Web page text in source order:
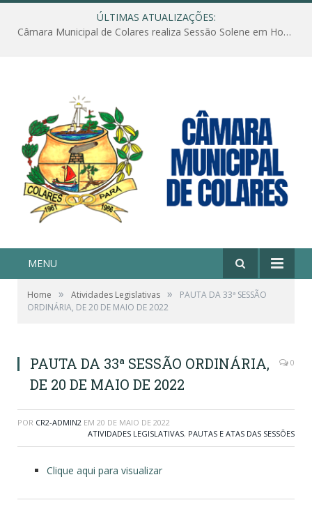
ÚLTIMAS ATUALIZAÇÕES:
Câmara Municipal de Colares realiza Sessão Solene em Homenagem ao Dia das Mães
MENU
Home » Atividades Legislativas »
PAUTA DA 33ª SESSÃO
ORDINÁRIA, DE 20 DE MAIO DE 2022
PAUTA DA 33ª SESSÃO ORDINÁRIA,
DE 20 DE MAIO DE 2022
0
POR CR2-ADMIN2 EM 20 DE MAIO DE 2022
ATIVIDADES LEGISLATIVAS, PAUTAS E ATAS DAS SESSÕES
Clique aqui para visualizar